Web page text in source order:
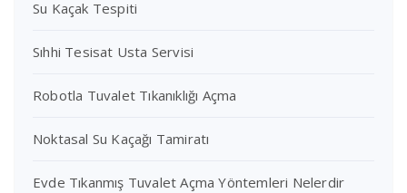
Su Kaçak Tespiti
Sıhhi Tesisat Usta Servisi
Robotla Tuvalet Tıkanıklığı Açma
Noktasal Su Kaçağı Tamiratı
Evde Tıkanmış Tuvalet Açma Yöntemleri Nelerdir